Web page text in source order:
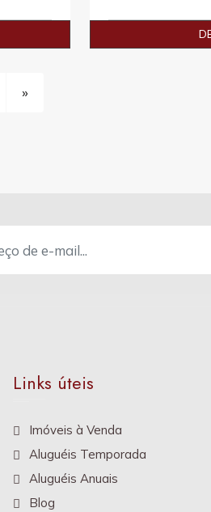
»
Links úteis
Imóveis à Venda
Aluguéis Temporada
Aluguéis Anuais
Blog